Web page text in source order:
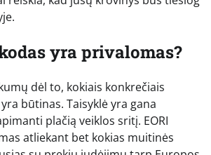
yra privalomas?
dėl to, kokiais konkrečiais
būtinas. Taisyklė yra gana
plačią veiklos sritį. EORI
atliekant bet kokias muitinės